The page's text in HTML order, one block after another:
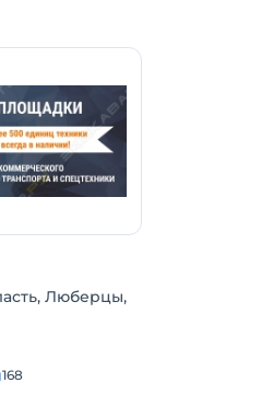
Люберцы,
168